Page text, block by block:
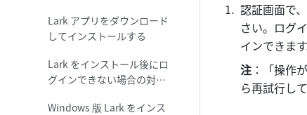
Lark アプリをダウンロード
してインストールする
Lark をインストール後にロ
グインできない場合の対処
Windows 版 Lark をインス
認証画面で、
さい。ログ
インできます
注 ：「操作
ら再試行し